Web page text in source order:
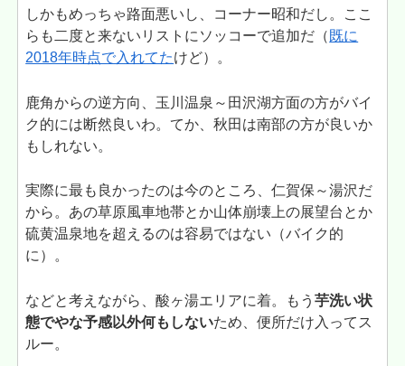
しかもめっちゃ路面悪いし、コーナー昭和だし。ここ
らも二度と来ないリストにソッコーで追加だ（ 既に
2018年時点で入れてたけど）。
鹿角からの逆方向、玉川温泉～田沢湖方面の方がバイ
ク的には断然良いわ。てか、秋田は南部の方が良いか
もしれない。
実際に最も良かったのは今のところ、仁賀保～湯沢だ
から。あの草原風車地帯とか山体崩壊上の展望台とか
硫黄温泉地を超えるのは容易ではない（バイク的
に）。
などと考えながら、酸ヶ湯エリアに着。もう芋洗い状
態でやな予感以外何もしないため、便所だけ入ってス
ルー。